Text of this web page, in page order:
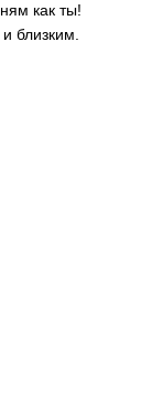
как ты!
близким.